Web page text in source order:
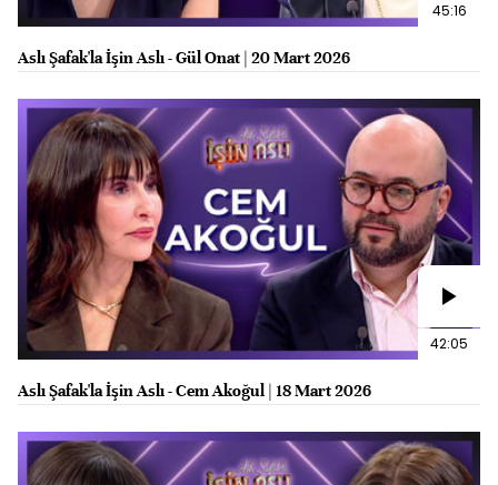
45:16
Aslı Şafak'la İşin Aslı - Gül Onat | 20 Mart 2026
42:05
Aslı Şafak'la İşin Aslı - Cem Akoğul | 18 Mart 2026